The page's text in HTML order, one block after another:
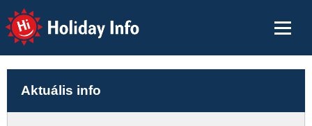
Holiday Info
Aktuális info